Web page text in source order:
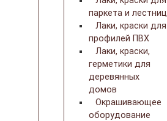
паркета и лестниц
Лаки, краски для
профилей ПВХ
Лаки, краски,
герметики для
деревянных
домов
Окрашивающее
оборудование